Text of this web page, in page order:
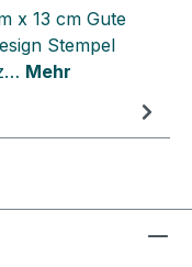
x 13 cm Gute
Stempel
Mehr